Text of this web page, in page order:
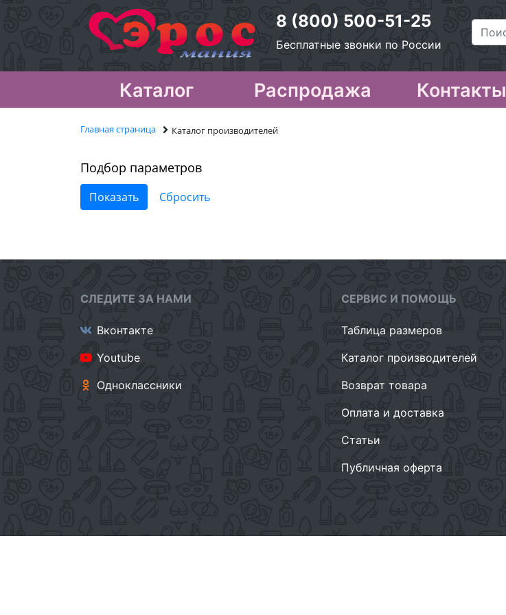
8 (800) 500-51-25
Бесплатные звонки по России
Каталог Распродажа Контакты
Главная страница Каталог производителей
Подбор параметров
СЛЕДИТЕ ЗА НАМИ
Вконтакте
Youtube
Одноклассники
СЕРВИС И ПОМОЩЬ
Таблица размеров
Каталог производителей
Возврат товара
Оплата и доставка
Статьи
Публичная оферта